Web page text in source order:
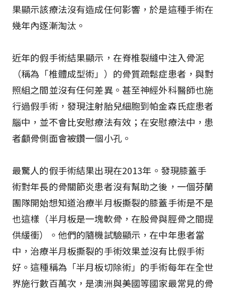
果顯示該療法沒有造成任何影響，於是這種手術在
幾年內逐漸淘汰。
近年的假手術結果顯示，在脊椎裂縫中注入骨泥
（稱為「椎體成型術」）的骨質疏鬆症患者，與對
照組之間並沒有任何差異。甚至神經外科醫師也施
行過假手術，發現注射胎兒細胞到帕金森氏症患者
腦中，並不會比安慰療法有效；在安慰療法中，患
者顱骨側面會被鑽一個小孔。
最驚人的假手術結果出現在2013年。發現膝蓋手
術對年長的骨關節炎患者沒有幫助之後，一個芬蘭
團隊開始想知道治療半月板撕裂的膝蓋手術是不是
也這樣（半月板是一塊軟骨，在股骨與脛骨之間提
供緩衝）。他們的隨機試驗顯示，在中年患者當
中，治療半月板撕裂的手術效果並沒有比假手術
好。這種稱為「半月板切除術」的手術每年在全世
界施行數百萬次，是澳洲與美國等國家最常見的骨